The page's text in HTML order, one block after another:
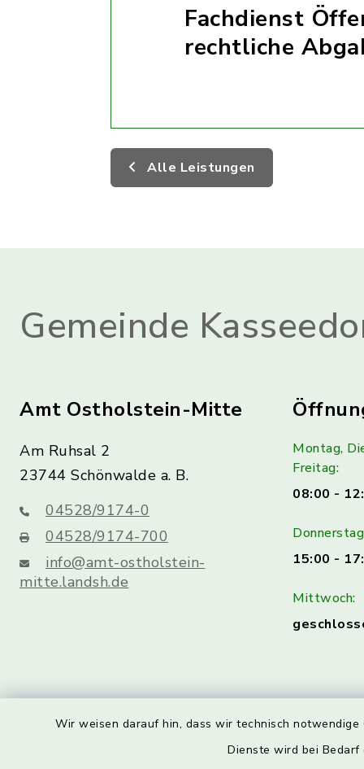
Wir weisen darauf hin, dass wir technisch
Dienste wird bei
Fachdienst
rechtliche
Alle Leistungen
Gemeinde
Amt Ostholstein-Mitte
Am Ruhsal 2
23744 Schönwalde a. B.
04528/9174-0
04528/9174-700
info@amt-ostholstein-
mitte.landsh.de
Montag,
Freitag:
08:00 -
15:00 -
Mittwoch: